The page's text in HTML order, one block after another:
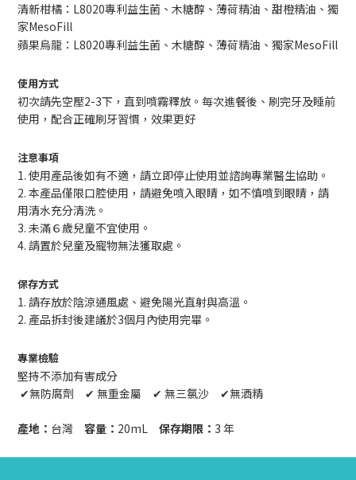
清新柑橘：L8020專利益生菌、木糖醇、薄荷精油、甜橙精油、獨
家MesoFill
蘋果烏龍：L8020專利益生菌、木糖醇、薄荷精油、獨家MesoFill
使用方式
初次請先空壓2-3下，直到噴霧釋放。每次進餐後、刷完牙及睡前
使用，配合正確刷牙習慣，效果更好
注意事項
1. 使用產品後如有不適，請立即停止使用並諮詢專業醫生協助。
2. 本產品僅限口腔使用，請避免噴入眼睛，如不慎噴到眼睛，請
用清水充分清洗。
3. 未滿６歲兒童不宜使用。
4. 請置於兒童及寵物無法獲取處。
保存方式
1. 請存放於陰涼通風處、避免陽光直射與高溫。
2. 產品拆封後建議於3個月內使用完畢。
專業檢驗
堅持不添加有害成分
✔︎無防腐劑 ✔︎ 無重金屬 ✔︎ 無三氯沙 ✔︎無酒精
產地： 台灣 容量： 20mL 保存期限： 3 年